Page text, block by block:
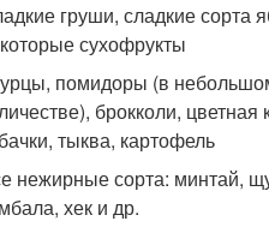
груши, сладкие сорта
сухофрукты
помидоры (в
брокколи, цветная
тыква, картофель
нежирные сорта: минтай,
хек и др.